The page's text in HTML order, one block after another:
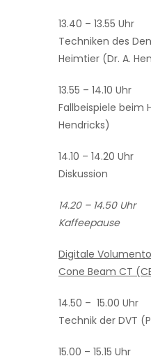
13.40 – 13.55 Uhr
Techniken des
Heimtier (Dr. A.
13.55 – 14.10 Uhr
Fallbeispiele beim
Hendricks)
14.10 – 14.20 Uhr
Diskussion
14.20 – 14.50 Uhr
Kaffeepause
Digitale
Cone Beam CT
14.50 – 15.00 Uhr
Technik der DVT
15.00 – 15.15 Uhr